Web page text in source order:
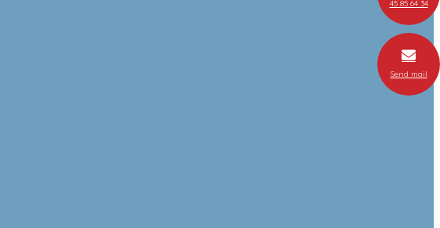
45 85 64 34
Send mail